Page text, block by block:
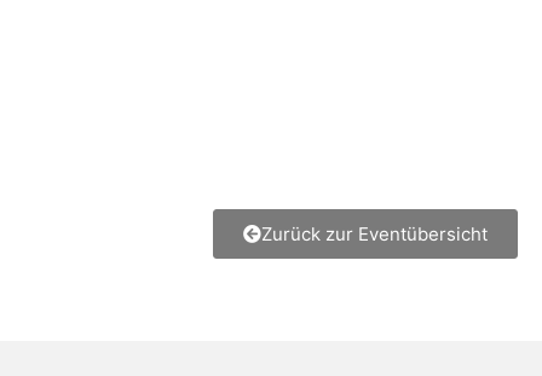
Zurück zur Eventübersicht